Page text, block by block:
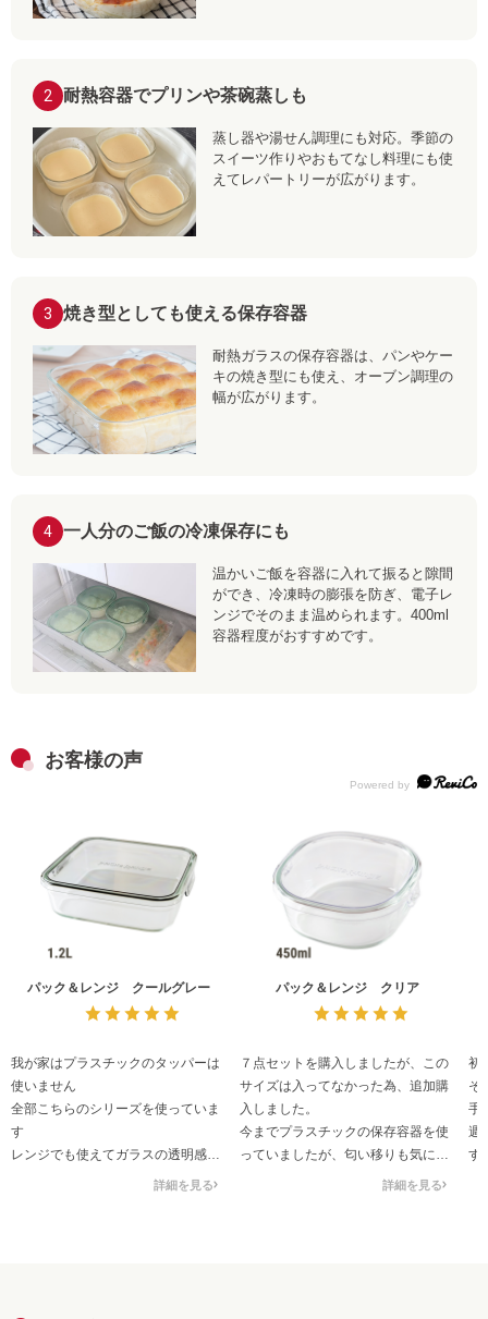
2 耐熱容器でプリンや茶碗蒸しも
蒸し器や湯せん調理にも対応。季節の
スイーツ作りやおもてなし料理にも使
えてレパートリーが広がります。
3 焼き型としても使える保存容器
耐熱ガラスの保存容器は、パンやケー
キの焼き型にも使え、オーブン調理の
幅が広がります。
4 一人分のご飯の冷凍保存にも
温かいご飯を容器に入れて振ると隙間
ができ、冷凍時の膨張を防ぎ、電子レ
ンジでそのまま温められます。400ml
容器程度がおすすめです。
お客様の声
パック＆レンジ クールグレー
詳細を見る
我が家はプラスチックのタッパーは
使いません
全部こちらのシリーズを使っていま
す
レンジでも使えてガラスの透明感と
清潔感は本当に気持ちが良くて
パック＆レンジ クリア
詳細を見る
７点セットを購入しましたが、この
サイズは入ってなかった為、追加購
入しました。
今までプラスチックの保存容器を使
っていましたが、匂い移りも気にな
らないガラス容器に変えました。
初
そ
手
週
す